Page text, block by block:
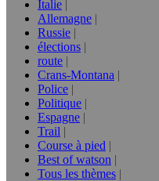
Italie
Allemagne
Russie
élections
route
Crans-Montana
Police
Politique
Espagne
Trail
Course à pied
Best of watson
Tous les thèmes